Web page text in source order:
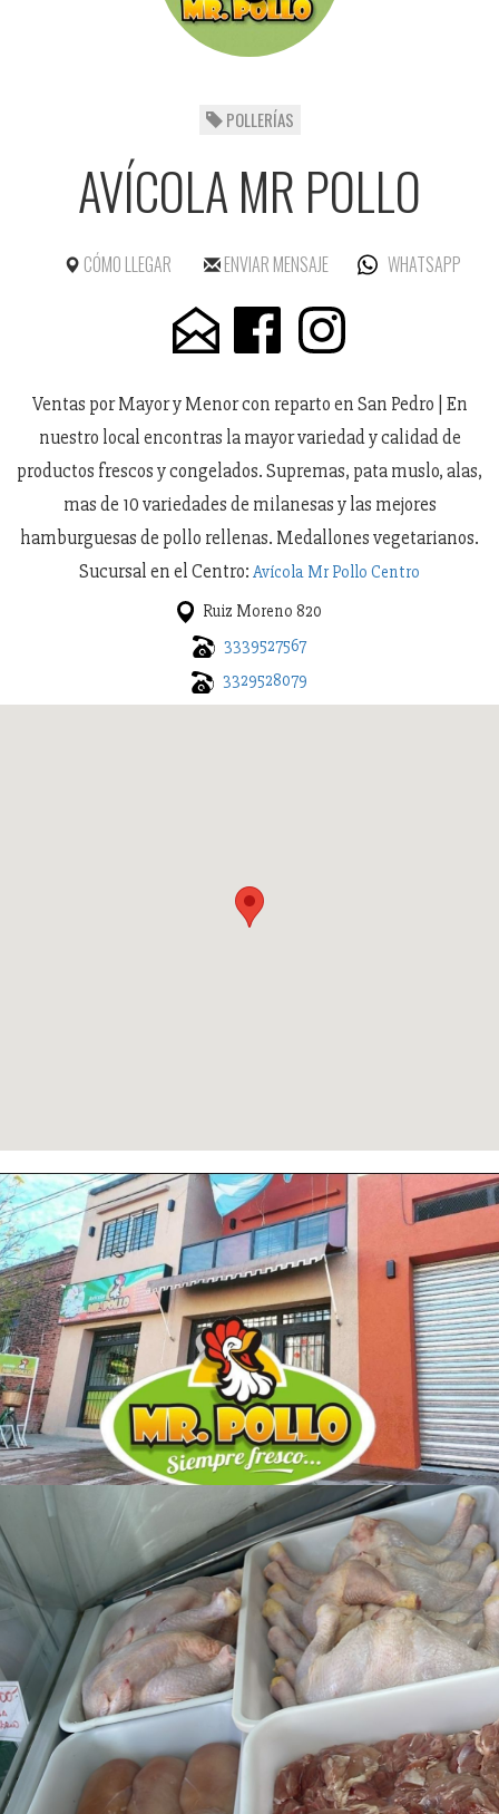
POLLERÍAS
AVÍCOLA MR POLLO
CÓMO LLEGAR ENVIAR MENSAJE WHATSAPP
Ventas por Mayor y Menor con reparto en San Pedro | En
nuestro local encontras la mayor variedad y calidad de
productos frescos y congelados. Supremas, pata muslo, alas,
mas de 10 variedades de milanesas y las mejores
hamburguesas de pollo rellenas. Medallones vegetarianos.
Sucursal en el Centro: Avícola Mr Pollo Centro
Ruiz Moreno 820
3339527567
3329528079